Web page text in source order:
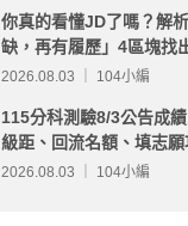
你真的看懂JD了嗎？解
缺，再有履歷」4區塊找
2026.08.03 ｜ 104小編
115分科測驗8/3公告成
級距、回流名額、填志
分析
2026.08.03 ｜ 104小編